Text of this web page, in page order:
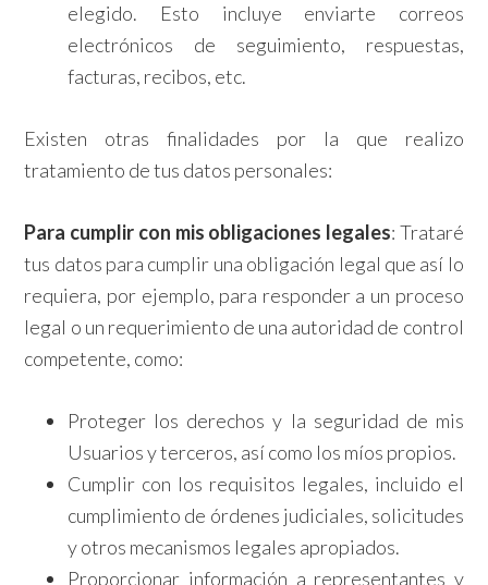
elegido. Esto incluye enviarte correos
electrónicos de seguimiento, respuestas,
facturas, recibos, etc.
Existen otras finalidades por la que realizo
tratamiento de tus datos personales:
Para cumplir con mis obligaciones legales: Trataré
tus datos para cumplir una obligación legal que así lo
requiera, por ejemplo, para responder a un proceso
legal o un requerimiento de una autoridad de control
competente, como:
Proteger los derechos y la seguridad de mis
Usuarios y terceros, así como los míos propios.
Cumplir con los requisitos legales, incluido el
cumplimiento de órdenes judiciales, solicitudes
y otros mecanismos legales apropiados.
Proporcionar información a representantes y